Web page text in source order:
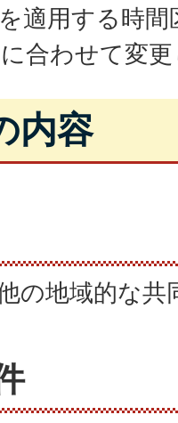
適用する時
合わせて変
内容
の地域的な共